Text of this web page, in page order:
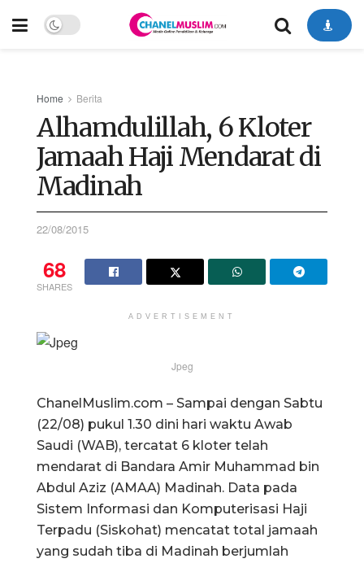
Home Berita
Alhamdulillah, 6 Kloter
Jamaah Haji Mendarat di
Madinah
22/08/2015
68
SHARES
ADVERTISEMENT
Jpeg
ChanelMuslim.com – Sampai dengan Sabtu
(22/08) pukul 1.30 dini hari waktu Awab
Saudi (WAB), tercatat 6 kloter telah
mendarat di Bandara Amir Muhammad bin
Abdul Aziz (AMAA) Madinah. Data pada
Sistem Informasi dan Komputerisasi Haji
Terpadu (Siskohat) mencatat total jamaah
yang sudah tiba di Madinah berjumlah